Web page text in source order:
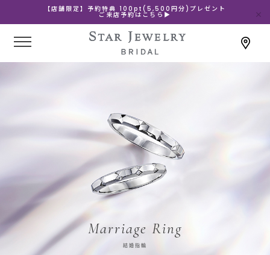
【店舗限定】予約特典 100pt(5,500円分)プレゼント
ご来店予約はこちら▶
Marriage Ring
結婚指輪